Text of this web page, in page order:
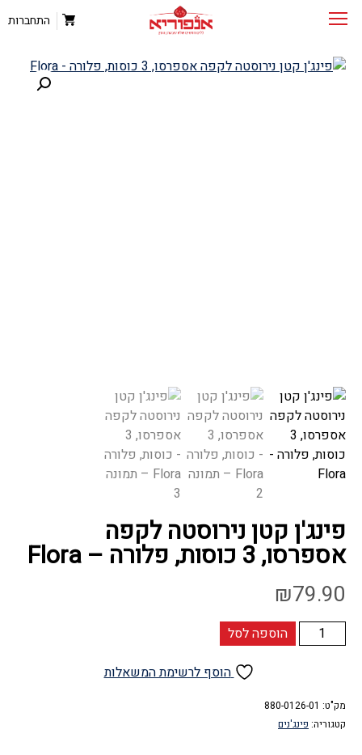
התחברות
פינג'ן קטן נירוסטה לקפה
אספרסו, 3 כוסות, פלורה – Flora
₪79.90
כמות
של
נירוסטה
לקפה
הוספה לסל
הוסף לרשימת המשאלות
מק"ט: 880-0126-01
קטגוריה: פינג'נים